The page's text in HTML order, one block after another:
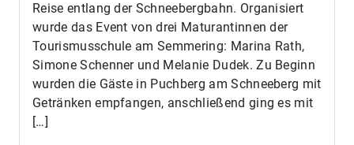
Reise entlang der Schneebergbahn. Organisiert
wurde das Event von drei Maturantinnen der
Tourismusschule am Semmering: Marina Rath,
Simone Schenner und Melanie Dudek. Zu Beginn
wurden die Gäste in Puchberg am Schneeberg mit
Getränken empfangen, anschließend ging es mit
[…]